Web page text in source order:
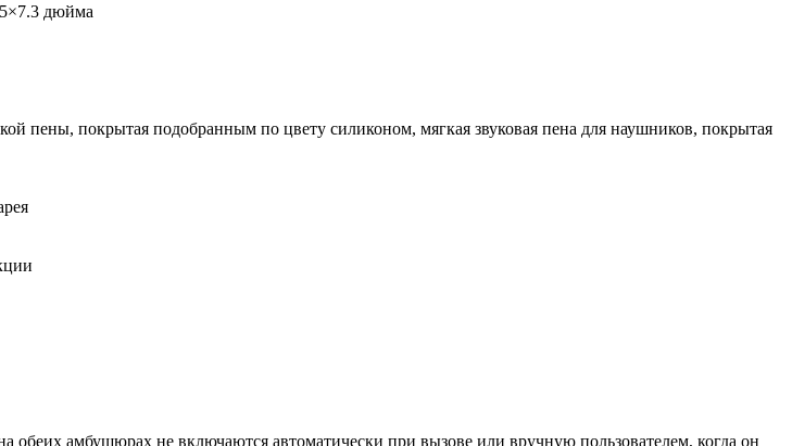
дюйма
пены, покрытая подобранным по цвету силиконом, мягкая звуковая пена для наушников, покрытая
обеих амбушюрах не включаются автоматически при вызове или вручную пользователем, когда он